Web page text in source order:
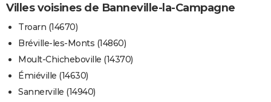
Villes voisines de Banneville-la-Campagne
Troarn (14670)
Bréville-les-Monts (14860)
Moult-Chicheboville (14370)
Émiéville (14630)
Sannerville (14940)